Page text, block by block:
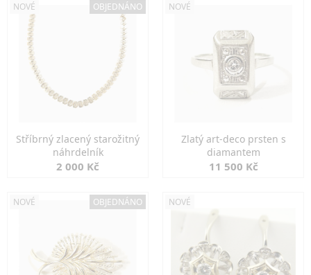
NOVÉ OBJEDNÁNO
Stříbrný zlacený starožitný
náhrdelník
2 000 Kč
NOVÉ
Zlatý art-deco prsten s
diamantem
11 500 Kč
NOVÉ OBJEDNÁNO NOVÉ